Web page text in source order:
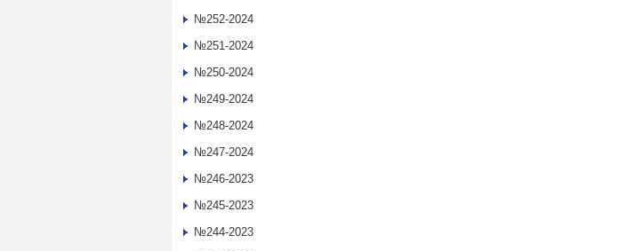
№252-2024
№251-2024
№250-2024
№249-2024
№248-2024
№247-2024
№246-2023
№245-2023
№244-2023